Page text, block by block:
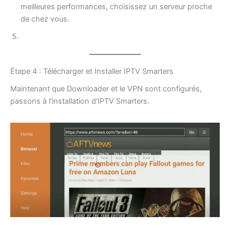
meilleures performances, choisissez un serveur proche
de chez vous.
Étape 4 : Télécharger et Installer IPTV Smarters
Maintenant que Downloader et le VPN sont configurés,
passons à l’installation d’IPTV Smarters.